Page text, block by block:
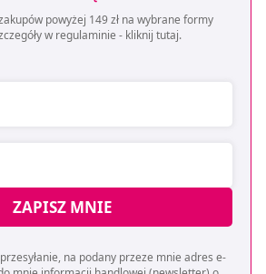
powyżej 149 zł na wybrane formy
w regulaminie - kliknij tutaj.
ZAPISZ MNIE
na podany przeze mnie adres e-